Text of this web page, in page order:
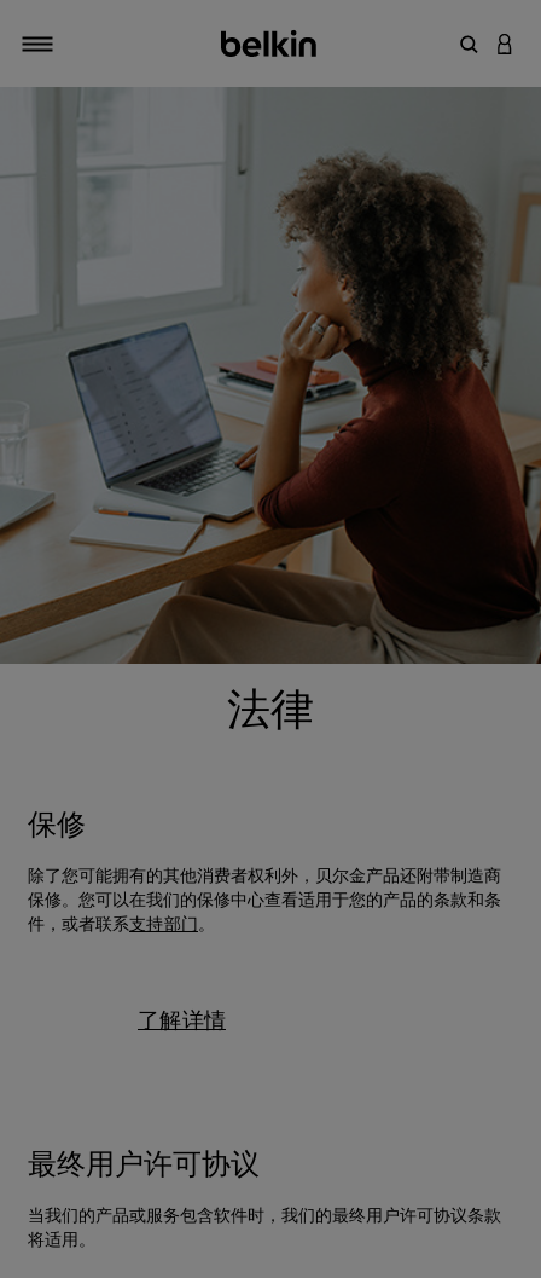
切换导航
输入关键
登录
法律
保修
除了您可能拥有的其他消费者权利外，贝尔金产品还附带制造商
保修。您可以在我们的保修中心查看适用于您的产品的条款和条
件，或者联系支持部门。
了解详情
最终用户许可协议
当我们的产品或服务包含软件时，我们的最终用户许可协议条款
将适用。